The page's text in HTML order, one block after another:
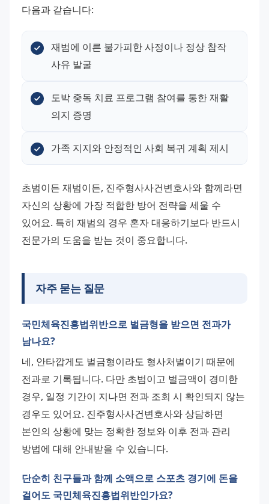
다음과 같습니다:
재범에 이른 불가피한 사정이나 정상 참작
사유 발굴
도박 중독 치료 프로그램 참여를 통한 재활
의지 증명
가족 지지와 안정적인 사회 복귀 계획 제시
초범이든 재범이든, 진주형사사건변호사와 함께라면
자신의 상황에 가장 적합한 방어 전략을 세울 수
있어요. 특히 재범의 경우 혼자 대응하기보다 반드시
전문가의 도움을 받는 것이 중요합니다.
자주 묻는 질문
국민체육진흥법위반으로 벌금형을 받으면 전과가
남나요?
네, 안타깝게도 벌금형이라도 형사처벌이기 때문에
전과로 기록됩니다. 다만 초범이고 벌금액이 경미한
경우, 일정 기간이 지나면 전과 조회 시 확인되지 않는
경우도 있어요. 진주형사사건변호사와 상담하면
본인의 상황에 맞는 정확한 정보와 이후 전과 관리
방법에 대해 안내받을 수 있습니다.
단순히 친구들과 함께 소액으로 스포츠 경기에 돈을
걸어도 국민체육진흥법위반인가요?